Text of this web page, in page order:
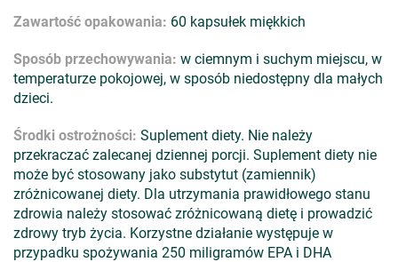
Zawartość opakowania: 60 kapsułek miękkich
Sposób przechowywania: w ciemnym i suchym miejscu, w
temperaturze pokojowej, w sposób niedostępny dla małych
dzieci.
Środki ostrożności: Suplement diety. Nie należy
przekraczać zalecanej dziennej porcji. Suplement diety nie
może być stosowany jako substytut (zamiennik)
zróżnicowanej diety. Dla utrzymania prawidłowego stanu
zdrowia należy stosować zróżnicowaną dietę i prowadzić
zdrowy tryb życia. Korzystne działanie występuje w
przypadku spożywania 250 miligramów EPA i DHA